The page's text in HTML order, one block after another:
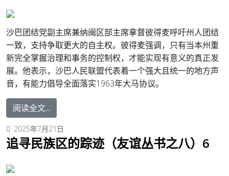
沙巴团结党副主席兼纳闽区部主席拿督彼得麦呼吁州人团结
一致，支持争取更大的自主权。彼得麦强调，只有当本州重
新完全掌握治理和事务的控制权，才能实现有意义的真正发
展。他表示，沙巴人民联盟代表着一个强大且统一的地方声
音，有能力倡导全面落实1963年大马协议。
阅读全文...
2025年7月21日
追寻民族区的踪迹（友谊丛书之八）6